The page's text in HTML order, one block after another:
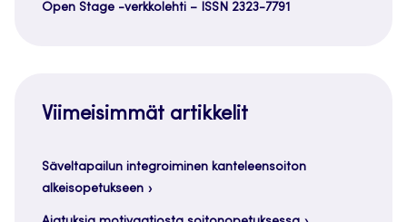
Open Stage -verkkolehti – ISSN 2323-7791
Viimeisimmät artikkelit
Säveltapailun integroiminen kanteleensoiton
alkeisopetukseen